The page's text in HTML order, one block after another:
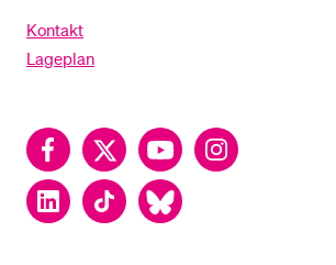
Kontakt
Lageplan
FacebookTwitter YouTubeInstagram
LinkedInTikTok Bluesky